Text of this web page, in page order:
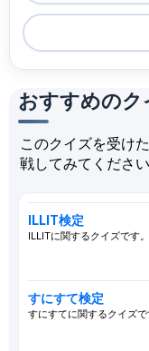
おすすめのク
このクイズを受け
戦してみてください
ILLIT検定
ILLITに関するクイズです。
すにすて検定
すにすてに関するクイズで